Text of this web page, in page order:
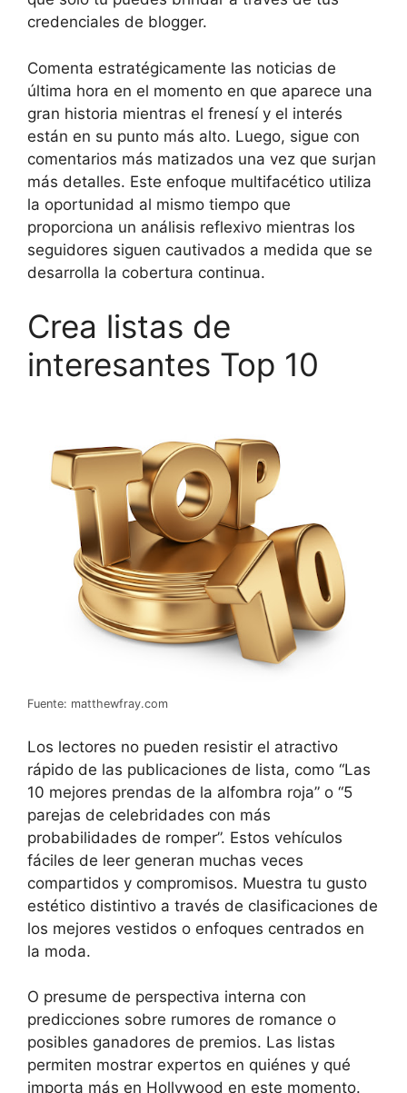
credenciales de blogger.
Comenta estratégicamente las noticias de
última hora en el momento en que aparece una
gran historia mientras el frenesí y el interés
están en su punto más alto. Luego, sigue con
comentarios más matizados una vez que surjan
más detalles. Este enfoque multifacético utiliza
la oportunidad al mismo tiempo que
proporciona un análisis reflexivo mientras los
seguidores siguen cautivados a medida que se
desarrolla la cobertura continua.
Crea listas de
interesantes Top 10
Fuente: matthewfray.com
Los lectores no pueden resistir el atractivo
rápido de las publicaciones de lista, como “Las
10 mejores prendas de la alfombra roja” o “5
parejas de celebridades con más
probabilidades de romper”. Estos vehículos
fáciles de leer generan muchas veces
compartidos y compromisos. Muestra tu gusto
estético distintivo a través de clasificaciones de
los mejores vestidos o enfoques centrados en
la moda.
O presume de perspectiva interna con
predicciones sobre rumores de romance o
posibles ganadores de premios. Las listas
permiten mostrar expertos en quiénes y qué
importa más en Hollywood en este momento.